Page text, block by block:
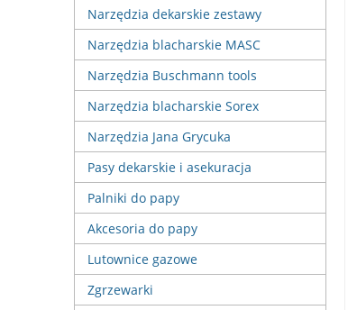
Narzędzia dekarskie zestawy
Narzędzia blacharskie MASC
Narzędzia Buschmann tools
Narzędzia blacharskie Sorex
Narzędzia Jana Grycuka
Pasy dekarskie i asekuracja
Palniki do papy
Akcesoria do papy
Lutownice gazowe
Zgrzewarki